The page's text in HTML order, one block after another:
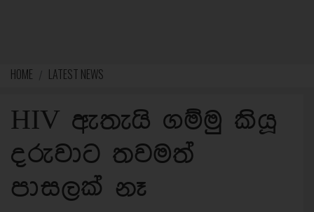
HOME LATEST NEWS
HIV ඇතැයි ගම්මු කියූ
දරුවාට තවමත්
පාසලක් නෑ